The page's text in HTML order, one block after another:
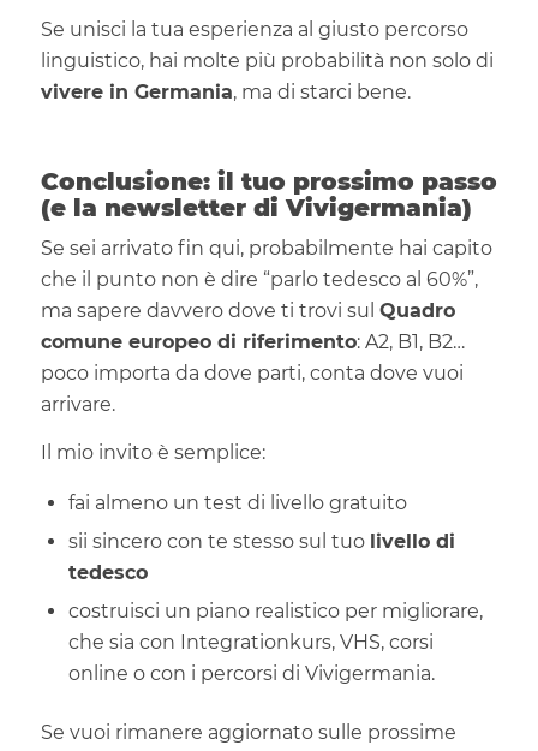
Se unisci la tua esperienza al giusto percorso
linguistico, hai molte più probabilità non solo di
vivere in Germania, ma di starci bene.
Conclusione: il tuo prossimo passo
(e la newsletter di Vivigermania)
Se sei arrivato fin qui, probabilmente hai capito
che il punto non è dire “parlo tedesco al 60%”,
ma sapere davvero dove ti trovi sul Quadro
comune europeo di riferimento: A2, B1, B2…
poco importa da dove parti, conta dove vuoi
arrivare.
Il mio invito è semplice:
fai almeno un test di livello gratuito
sii sincero con te stesso sul tuo livello di
tedesco
costruisci un piano realistico per migliorare,
che sia con Integrationkurs, VHS, corsi
online o con i percorsi di Vivigermania.
Se vuoi rimanere aggiornato sulle prossime